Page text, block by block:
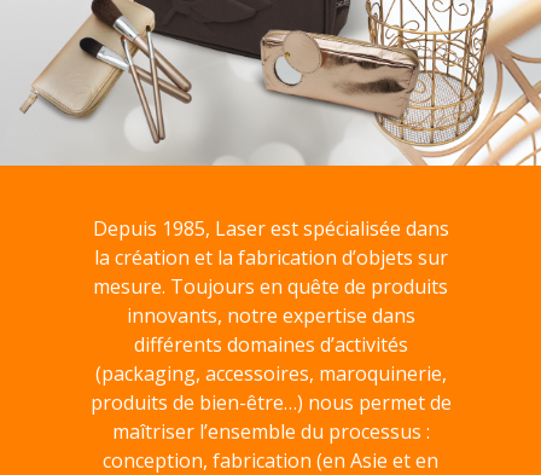
Depuis 1985, Laser est spécialisée dans
la création et la fabrication d’objets sur
mesure. Toujours en quête de produits
innovants, notre expertise dans
différents domaines d’activités
(packaging, accessoires, maroquinerie,
produits de bien-être…) nous permet de
maîtriser l’ensemble du processus :
conception, fabrication (en Asie et en